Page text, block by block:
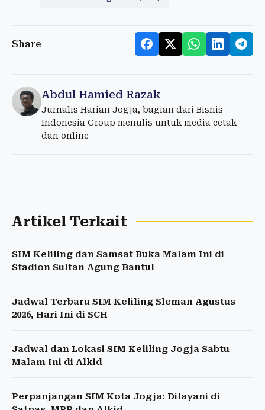
Share
Abdul Hamied Razak
Jurnalis Harian Jogja, bagian dari Bisnis
Indonesia Group menulis untuk media cetak
dan online
Artikel Terkait
SIM Keliling dan Samsat Buka Malam Ini di
Stadion Sultan Agung Bantul
Jadwal Terbaru SIM Keliling Sleman Agustus
2026, Hari Ini di SCH
Jadwal dan Lokasi SIM Keliling Jogja Sabtu
Malam Ini di Alkid
Perpanjangan SIM Kota Jogja: Dilayani di